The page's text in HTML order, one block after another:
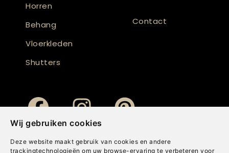
Wij gebruiken cookies
Deze website maakt gebruik van cookies en andere
trackingtechnologieën om uw browse-ervaring te verbeteren voor
Horren
Behang
Vloerkleden
Shutters
Contact